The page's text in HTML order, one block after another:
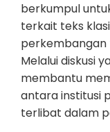
berkumpul
terkait teks
perkembangan
Melalui diskusi
membantu
antara institusi
terlibat dalam